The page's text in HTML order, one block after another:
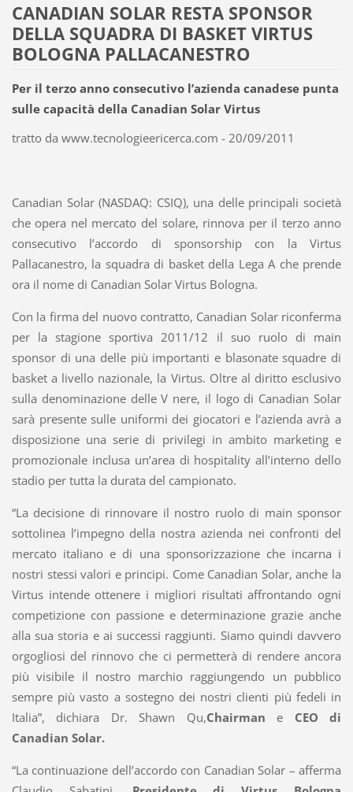
CANADIAN SOLAR RESTA SPONSOR
DELLA SQUADRA DI BASKET VIRTUS
BOLOGNA PALLACANESTRO
Per il terzo anno consecutivo l’azienda canadese punta
sulle capacità della Canadian Solar Virtus
tratto da www.tecnologieericerca.com - 20/09/2011
Canadian Solar (NASDAQ: CSIQ), una delle principali società
che opera nel mercato del solare, rinnova per il terzo anno
consecutivo l’accordo di sponsorship con la Virtus
Pallacanestro, la squadra di basket della Lega A che prende
ora il nome di Canadian Solar Virtus Bologna.
Con la firma del nuovo contratto, Canadian Solar riconferma
per la stagione sportiva 2011/12 il suo ruolo di main
sponsor di una delle più importanti e blasonate squadre di
basket a livello nazionale, la Virtus. Oltre al diritto esclusivo
sulla denominazione delle V nere, il logo di Canadian Solar
sarà presente sulle uniformi dei giocatori e l’azienda avrà a
disposizione una serie di privilegi in ambito marketing e
promozionale inclusa un’area di hospitality all’interno dello
stadio per tutta la durata del campionato.
“La decisione di rinnovare il nostro ruolo di main sponsor
sottolinea l’impegno della nostra azienda nei confronti del
mercato italiano e di una sponsorizzazione che incarna i
nostri stessi valori e principi. Come Canadian Solar, anche la
Virtus intende ottenere i migliori risultati affrontando ogni
competizione con passione e determinazione grazie anche
alla sua storia e ai successi raggiunti. Siamo quindi davvero
orgogliosi del rinnovo che ci permetterà di rendere ancora
più visibile il nostro marchio raggiungendo un pubblico
sempre più vasto a sostegno dei nostri clienti più fedeli in
Italia”, dichiara Dr. Shawn Qu,Chairman e CEO di
Canadian Solar.
“La continuazione dell’accordo con Canadian Solar – afferma